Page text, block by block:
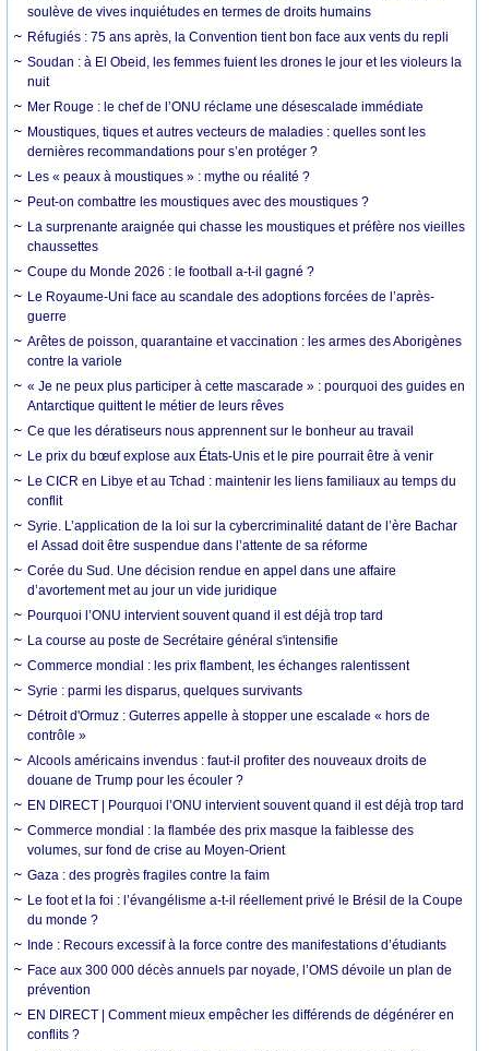
soulève de vives inquiétudes en termes de droits humains
Réfugiés : 75 ans après, la Convention tient bon face aux vents du repli
Soudan : à El Obeid, les femmes fuient les drones le jour et les violeurs la
nuit
Mer Rouge : le chef de l’ONU réclame une désescalade immédiate
Moustiques, tiques et autres vecteurs de maladies : quelles sont les
dernières recommandations pour s’en protéger ?
Les « peaux à moustiques » : mythe ou réalité ?
Peut-on combattre les moustiques avec des moustiques ?
La surprenante araignée qui chasse les moustiques et préfère nos vieilles
chaussettes
Coupe du Monde 2026 : le football a-t-il gagné ?
Le Royaume-Uni face au scandale des adoptions forcées de l’après-
guerre
Arêtes de poisson, quarantaine et vaccination : les armes des Aborigènes
contre la variole
« Je ne peux plus participer à cette mascarade » : pourquoi des guides en
Antarctique quittent le métier de leurs rêves
Ce que les dératiseurs nous apprennent sur le bonheur au travail
Le prix du bœuf explose aux États-Unis et le pire pourrait être à venir
Le CICR en Libye et au Tchad : maintenir les liens familiaux au temps du
conflit
Syrie. L’application de la loi sur la cybercriminalité datant de l’ère Bachar
el Assad doit être suspendue dans l’attente de sa réforme
Corée du Sud. Une décision rendue en appel dans une affaire
d’avortement met au jour un vide juridique
Pourquoi l’ONU intervient souvent quand il est déjà trop tard
La course au poste de Secrétaire général s'intensifie
Commerce mondial : les prix flambent, les échanges ralentissent
Syrie : parmi les disparus, quelques survivants
Détroit d'Ormuz : Guterres appelle à stopper une escalade « hors de
contrôle »
Alcools américains invendus : faut-il profiter des nouveaux droits de
douane de Trump pour les écouler ?
EN DIRECT | Pourquoi l’ONU intervient souvent quand il est déjà trop tard
Commerce mondial : la flambée des prix masque la faiblesse des
volumes, sur fond de crise au Moyen-Orient
Gaza : des progrès fragiles contre la faim
Le foot et la foi : l’évangélisme a-t-il réellement privé le Brésil de la Coupe
du monde ?
Inde : Recours excessif à la force contre des manifestations d’étudiants
Face aux 300 000 décès annuels par noyade, l’OMS dévoile un plan de
prévention
EN DIRECT | Comment mieux empêcher les différends de dégénérer en
conflits ?